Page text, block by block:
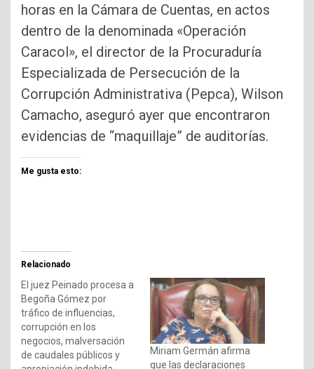
horas en la Cámara de Cuentas, en actos
dentro de la denominada «Operación
Caracol», el director de la Procuraduría
Especializada de Persecución de la
Corrupción Administrativa (Pepca), Wilson
Camacho, aseguró ayer que encontraron
evidencias de “maquillaje” de auditorías.
Me gusta esto:
Relacionado
El juez Peinado procesa a
Begoña Gómez por
tráfico de influencias,
corrupción en los
negocios, malversación
de caudales públicos y
Miriam Germán afirma
que las declaraciones